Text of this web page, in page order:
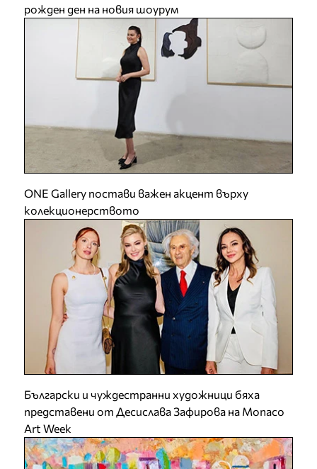
рожден ден на новия шоурум
ONE Gallery постави важен акцент върху
колекционерството
Български и чуждестранни художници бяха
представени от Десислава Зафирова на Monaco
Art Week